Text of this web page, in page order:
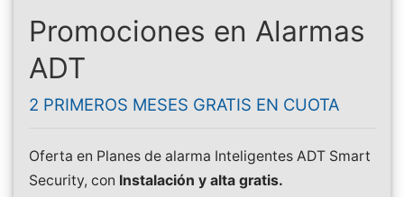
Promociones en Alarmas
ADT
2 PRIMEROS MESES GRATIS EN CUOTA
Oferta en Planes de alarma Inteligentes ADT Smart
Security, con Instalación y alta gratis.